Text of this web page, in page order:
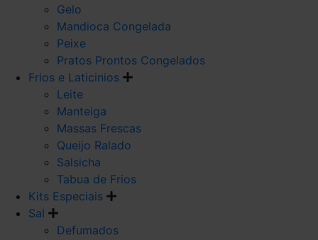
Gelo
Mandioca Congelada
Peixe
Pratos Prontos Congelados
Frios e Laticinios
Leite
Manteiga
Massas Frescas
Queijo Ralado
Salsicha
Tabua de Frios
Kits Especiais
Sal
Defumados